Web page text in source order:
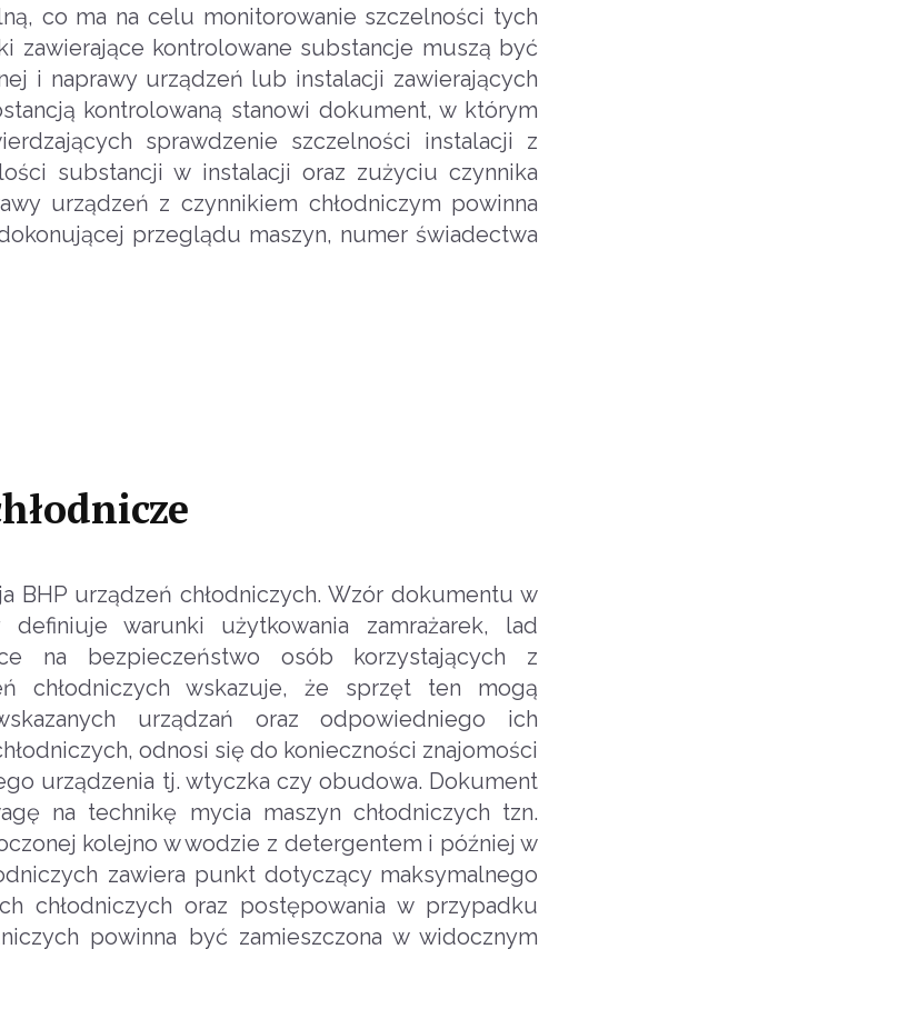
co ma na celu monitorowanie szczelności tych
zawierające kontrolowane substancje muszą być
i naprawy urządzeń lub instalacji zawierających
kontrolowaną stanowi dokument, w którym
sprawdzenie szczelności instalacji z
substancji w instalacji oraz zużyciu czynnika
urządzeń z czynnikiem chłodniczym powinna
przeglądu maszyn, numer świadectwa
urządzeń chłodniczych. Wzór dokumentu w
warunki użytkowania zamrażarek, lad
na bezpieczeństwo osób korzystających z
chłodniczych wskazuje, że sprzęt ten mogą
urządzań oraz odpowiedniego ich
odnosi się do konieczności znajomości
urządzenia tj. wtyczka czy obudowa. Dokument
na technikę mycia maszyn chłodniczych tzn.
kolejno w wodzie z detergentem i później w
zawiera punkt dotyczący maksymalnego
chłodniczych oraz postępowania w przypadku
powinna być zamieszczona w widocznym